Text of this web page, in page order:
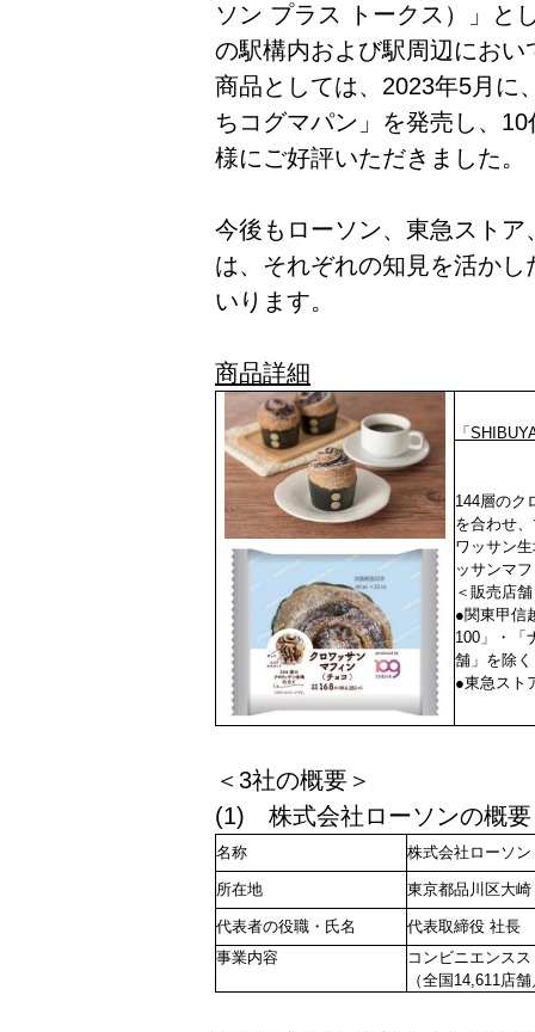
ソン プラス トークス）」と
の駅構内および駅周辺にお
商品としては、2023年5月に
ちコグマパン」を発売し、
様にご好評いただきました。
今後もローソン、東急スト
は、それぞれの知見を活か
いります。
商品詳細
「
144層のク
を合わせ
ワッサン
ッサンマ
＜販売店
●関東甲信
100」・「
舗」を除
●東急スト
＜3社の概要＞
(1) 株式会社ローソンの概要
名称 株式会社ローソン
所在地 東京都品川区大
代表者の役職・氏名
代表取締役 社
事業内容
コンビニエンス
（全国14,611店